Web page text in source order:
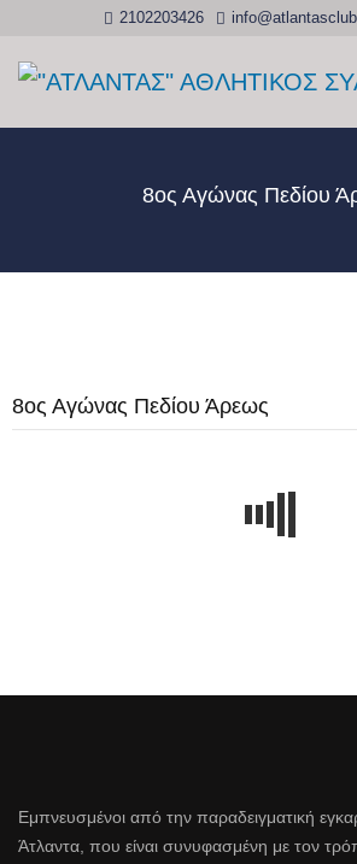
2102203426
8ος Αγώνας Πεδίου
8ος Αγώνας Πεδίου Άρεως
Εμπνευσμένοι από την παραδειγματική
Άτλαντα, που είναι συνυφασμένη με τον